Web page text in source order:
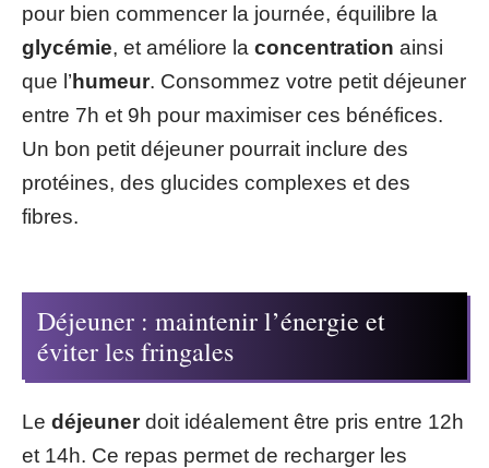
pour bien commencer la journée, équilibre la
glycémie, et améliore la concentration ainsi
que l’humeur. Consommez votre petit déjeuner
entre 7h et 9h pour maximiser ces bénéfices.
Un bon petit déjeuner pourrait inclure des
protéines, des glucides complexes et des
fibres.
Déjeuner : maintenir l’énergie et
éviter les fringales
Le déjeunerdoit idéalement être pris entre 12h
et 14h. Ce repas permet de recharger les